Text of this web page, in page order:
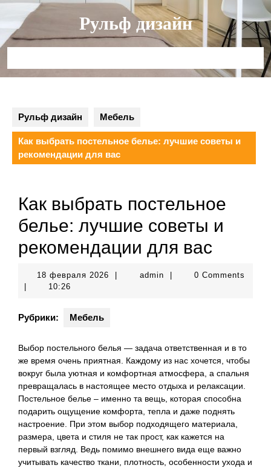
Перейти
содержимому
Рульф дизайн
Рульф дизайн Мебель
Как выбрать постельное белье: лучшие советы и
рекомендации для вас
Как выбрать постельное
белье: лучшие советы и
рекомендации для вас
18 февраля 2026 18
adminadmin
0 Comments
10:26
Рубрики: Мебель
Выбор постельного белья — задача ответственная и в то
же время очень приятная. Каждому из нас хочется, чтобы
вокруг была уютная и комфортная атмосфера, а спальня
превращалась в настоящее место отдыха и релаксации.
Постельное белье – именно та вещь, которая способна
подарить ощущение комфорта, тепла и даже поднять
настроение. При этом выбор подходящего материала,
размера, цвета и стиля не так прост, как кажется на
первый взгляд. Ведь помимо внешнего вида еще важно
учитывать качество ткани, плотность, особенности ухода и